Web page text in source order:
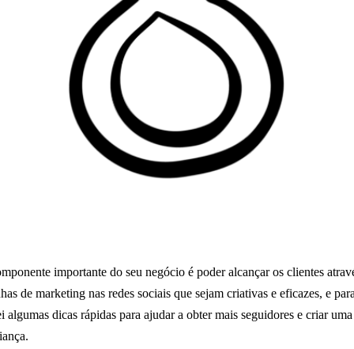
importante do seu negócio é poder alcançar os clientes
de marketing nas redes sociais que sejam criativas e eficazes, e
algumas dicas rápidas para ajudar a obter mais seguidores e criar